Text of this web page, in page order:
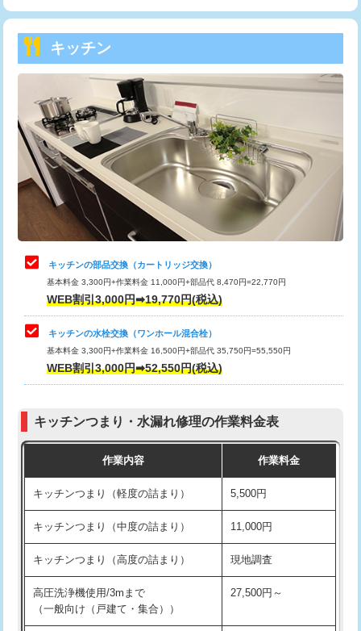
持込商品取付（普通便座⇔温水洗浄便
22,000円
給水管工事※（ホール加工)
給水管工事※（バンド止め) 3,300円
給水管工事※（支持金具設置) 5,500円
給水管工事※（保温材使用（バンド止
め込み）)
5,500円
給水管工事※（土の掘削・埋め戻し作
11,000円
給水管工事※（塩ビ管（VP・HI）使
用/3ｍまで)
給水管工事※（塩ビ管（VP・HI）使
用（追加）/3ｍ超え)
給水管工事※（ライニング鋼管・銅
管・ポリ管・HT管使用/3ｍまで)
44,000円
管・ポリ管・HT管使用/3ｍ超え)
排水管工事（土の掘削・埋め戻し作
11,000円~
排水管工事（排水管工事/3ｍまで） 55,000円
排水管工事（追加 排水管工事/3ｍ超
+11,000円
マス交換（土の掘削・埋め戻し作業）
マス交換（深さ50㎝未満）
トーラー機使用/3mまで
追加トーラー機使用/3m超え +3,300円
カメラ調査 33,000円
桝清掃 8,800円
止水・漏水調査・防水処理・清掃・修
理・調整・分解・加工など（軽作業）
11,000円
止水・漏水調査・防水処理・清掃・修
理・調整・分解・加工など（中作業）
22,000円
止水・漏水調査・防水処理・清掃・修
理・調整・分解・加工など（重作業）
33,000円
お風呂タンク脱着
その他部品の脱着
式・ワンホール）)
交換・取付(排水栓・排水トラップ
22,000円+材料費
持込商品取付（単水栓）
キッチン
キッチンの部品交換（カートリッジ交換）
基本料金 3,300円+作業料金 11,000円+部品代 8,470円=22,770円
WEB割引3,000円➡19,770円(税込)
キッチンの水栓交換（ワンホール混合栓）
基本料金 3,300円+作業料金 16,500円+部品代 35,750円=55,550円
WEB割引3,000円➡52,550円(税込)
キッチンつまり・水漏れ修理の作業料金表
作業内容 作業料金
キッチンつまり（軽度の詰まり） 5,500円
キッチンつまり（中度の詰まり） 11,000円
キッチンつまり（高度の詰まり） 現地調査
高圧洗浄機使用/3mまで
（一般向け（戸建て・集合））
27,500円～